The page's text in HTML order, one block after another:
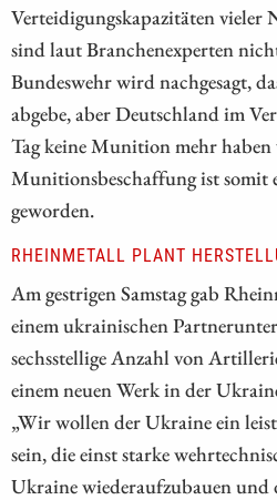
Verteidigungskapazitäten vieler
sind laut Branchenexperten
Bundeswehr wird nachgesagt,
abgebe, aber Deutschland im
Tag keine Munition mehr
Munitionsbeschaffung ist somit
geworden.
RHEINMETALL PLANT
Am gestrigen Samstag gab
einem ukrainischen
sechsstellige Anzahl von
einem neuen Werk in der
„Wir wollen der Ukraine ein
sein, die einst starke
Ukraine wiederaufzubauen